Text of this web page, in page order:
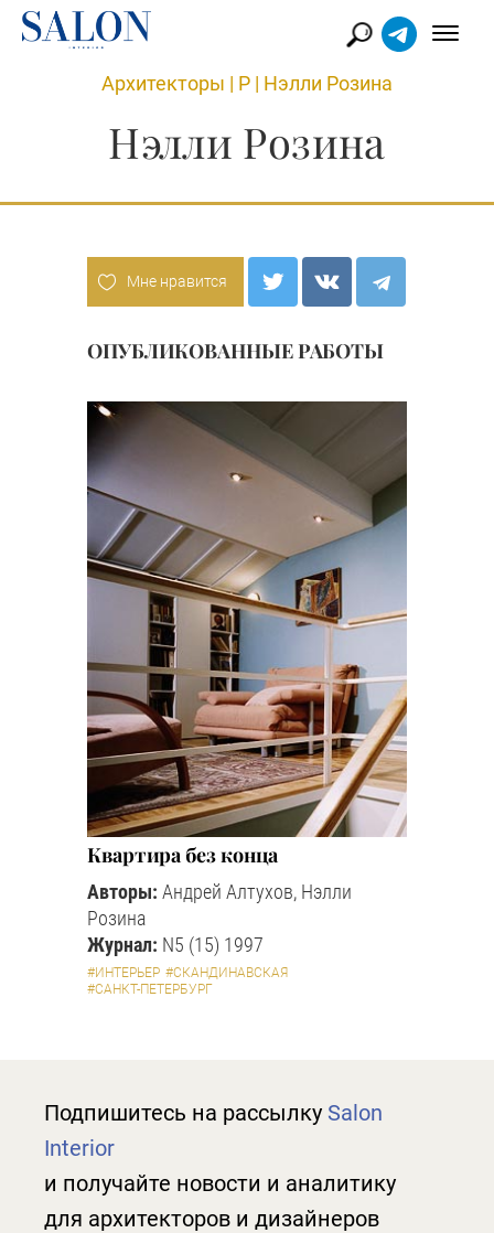
Архитекторы | Р | Нэлли Розина
Нэлли Розина
Мне нравится
ОПУБЛИКОВАННЫЕ РАБОТЫ
Квартира без конца
Авторы: Андрей Алтухов, Нэлли
Розина
Журнал: N5 (15) 1997
#ИНТЕРЬЕР #СКАНДИНАВСКАЯ
#САНКТ-ПЕТЕРБУРГ
Подпишитесь на рассылку Salon
Interior
и получайте новости и аналитику
для архитекторов и дизайнеров